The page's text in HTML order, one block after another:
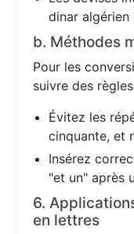
dinar algérien
b. Méthodes
Pour les
suivre des
Évitez les
cinquante, et
Insérez
"et un" après
6.
en lettres